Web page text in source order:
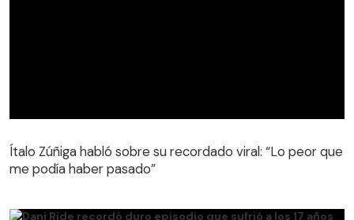
Ítalo Zúñiga habló sobre su recordado viral: “Lo peor que
me podía haber pasado”